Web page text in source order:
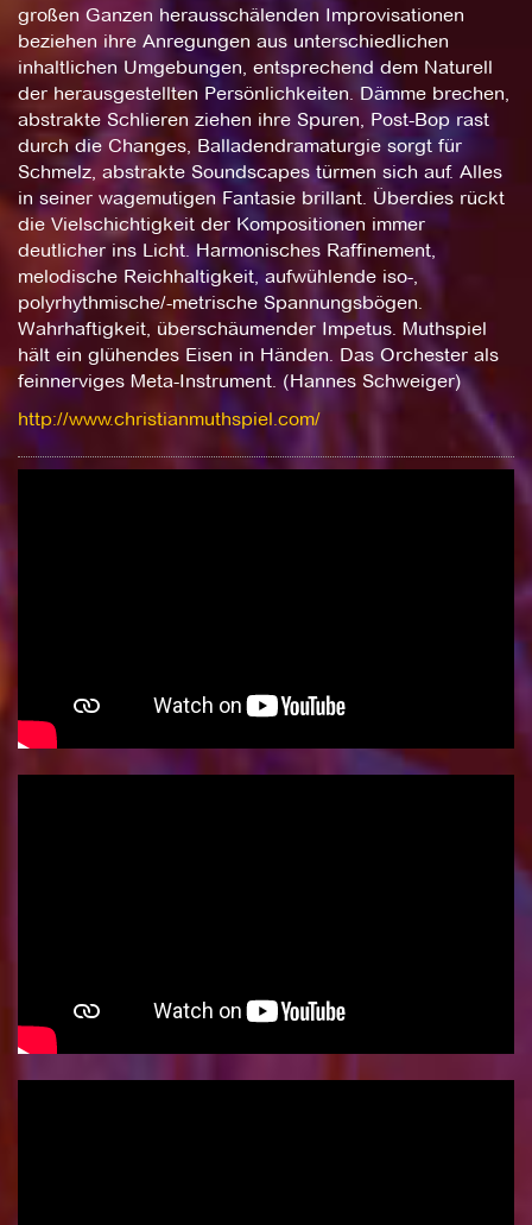
großen Ganzen herausschälenden Improvisationen
beziehen ihre Anregungen aus unterschiedlichen
inhaltlichen Umgebungen, entsprechend dem Naturell
der herausgestellten Persönlichkeiten. Dämme brechen,
abstrakte Schlieren ziehen ihre Spuren, Post-Bop rast
durch die Changes, Balladendramaturgie sorgt für
Schmelz, abstrakte Soundscapes türmen sich auf. Alles
in seiner wagemutigen Fantasie brillant. Überdies rückt
die Vielschichtigkeit der Kompositionen immer
deutlicher ins Licht. Harmonisches Raffinement,
melodische Reichhaltigkeit, aufwühlende iso-,
polyrhythmische/-metrische Spannungsbögen.
Wahrhaftigkeit, überschäumender Impetus. Muthspiel
hält ein glühendes Eisen in Händen. Das Orchester als
feinnerviges Meta-Instrument. (Hannes Schweiger)
http://www.christianmuthspiel.com/